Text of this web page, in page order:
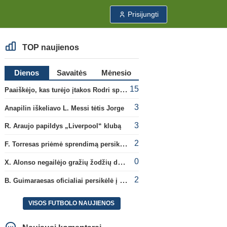
Prisijungti
TOP naujienos
Dienos Savaitės
Mėnesio
Paaiškėjo, kas turėjo įtakos Rodri sprendimui pasirinkti Barselonos pusę 15
Anapilin iškeliavo L. Messi tėtis Jorge 3
R. Araujo papildys „Liverpool“ klubą 3
F. Torresas priėmė sprendimą persikelti į PSG ekipą 2
X. Alonso negailėjo gražių žodžių dabartiniam savo klubui „Chelsea“ 0
B. Guimaraesas oficialiai persikėlė į „Arsenal“ klubą 2
VISOS FUTBOLO NAUJIENOS